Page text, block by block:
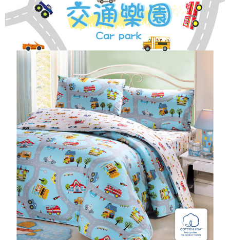
後付繳納相關費用。
※ 交易是否成功請以「AFTEE先享後付 」之結帳頁面顯示為準，若有關於
是否繳費成功／繳費後需取消欲退款等相關疑問，請聯繫「AFTEE先享後付
客戶支援中心」https://netprotections.freshdesk.com/support/home
【注意事項】
１．透過由恩沛科技股份有限公司提供之「AFTEE先享後付」服務完成之交
易，需依本服務之必要範圍內提供個人資料，並將交易相關給付款項請求債
權轉讓予恩沛科技股份有限公司。
２．關於個人資料處理事宜，請瀏覽以下網址：
https://aftee.tw/terms/#terms3
３．未成年的使用者請事先徵得法定代理人或監護人之同意方可使用
「AFTEE先享後付」，若未經同意申辦者引起之損失，本公司不負相關責
任。
４．使用「AFTEE先享後付」時，將依據個別帳號之用戶狀況，依本公司即
時審查核予不同之上限額度；若仍有額度不足之情形，本公司將視審查結果
請求用戶進行身份認證。
５．嚴禁一人註冊多個帳號或使用他人資訊註冊。若發現惡意使用之情形，
恩沛科技股份有限公司將有權停止該用戶之使用額度並採取法律行動。
付款後7-11取貨
每筆NT$60，滿NT$499(含以上)免運費
宅配
每筆NT$100，滿NT$499(含以上)免運費
離島宅配
每筆NT$100，滿NT$499(含以上)免運費